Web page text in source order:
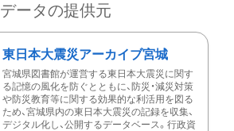
データの提供元
東日本大震災アーカイブ宮城
宮城県図書館が運営する東日本大震災に関す
る記憶の風化を防ぐとともに、防災・減災対策
や防災教育等に関する効果的な利活用を図る
ため、宮城県内の東日本大震災の記録を収集、
デジタル化し、公開するデータベース。行政資